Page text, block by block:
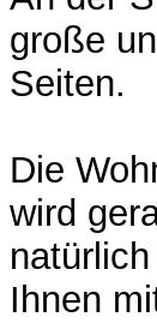
große
Seiten.
Die
wird
Ihnen